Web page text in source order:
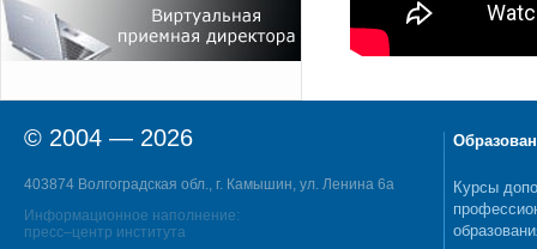
© 2004 — 2026
403874 Волгоградская обл., г. Камышин, ул. Ленина 6а
Информационное наполнение:
пресс–центр института
Курсы